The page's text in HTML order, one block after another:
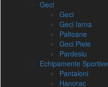
Geci
Geci
Geci Iarna
Paltoane
Geci Piele
Pardesiu
Echipamente Sportive
Pantaloni
Hanorac